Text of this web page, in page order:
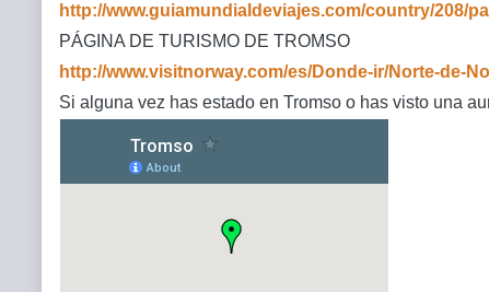
http://www.guiamundialdeviajes.com/country/208/
PÁGINA DE TURISMO DE TROMSO
http://www.visitnorway.com/es/Donde-ir/Norte-de-
Si alguna vez has estado en Tromso o has visto una